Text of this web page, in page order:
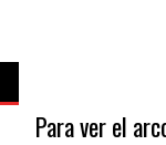
Para ver el